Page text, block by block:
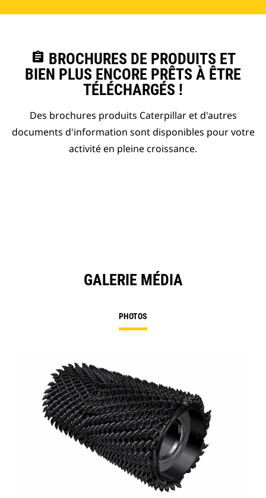
assignment BROCHURES DE PRODUITS ET
BIEN PLUS ENCORE PRÊTS À ÊTRE
TÉLÉCHARGÉS !
Des brochures produits Caterpillar et d'autres
documents d'information sont disponibles pour votre
activité en pleine croissance.
GALERIE MÉDIA
PHOTOS